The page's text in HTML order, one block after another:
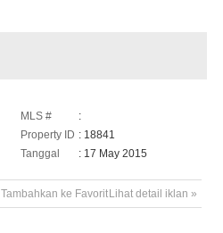
MLS #
:
Property ID : 18841
Tanggal
: 17 May 2015
Lihat detail iklan »
Tambahkan ke Favorit